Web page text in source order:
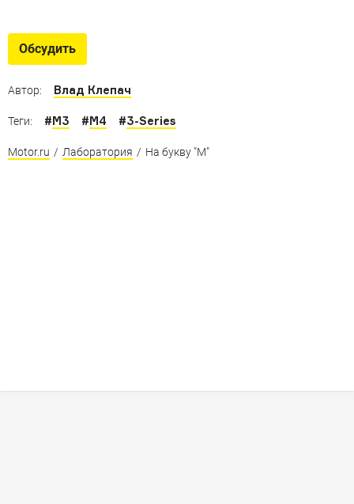
Обсудить
Автор: Влад Клепач
Теги: #M3 #M4 #3-Series
Motor.ru / Лаборатория / На букву "М"